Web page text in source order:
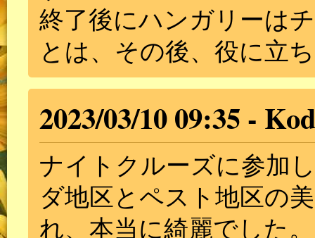
終了後にハンガリーは
とは、その後、役に立
2023/03/10 09:35
ナイトクルーズに参加
ダ地区とペスト地区の
れ、本当に綺麗でした